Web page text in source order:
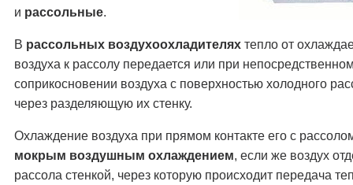
и рассольные.
В рассольных воздухоохладителях тепло от
воздуха к рассолу передается или при
соприкосновении воздуха с поверхностью холодного
через разделяющую их стенку.
Охлаждение воздуха при прямом контакте его с
мокрым воздушным охлаждением, если же воздух
рассола стенкой, через которую происходит передача